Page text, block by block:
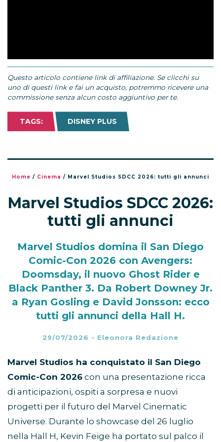
Questo articolo contiene link di affiliazione. Se clicchi su
uno di questi link e fai un acquisto, potremmo ricevere una
commissione senza alcun costo aggiuntivo per te.
TAGS: DISNEY PLUS
Home / Cinema / Marvel Studios SDCC 2026: tutti gli annunci
Marvel Studios SDCC 2026:
tutti gli annunci
Marvel Studios domina il San Diego
Comic-Con 2026 con Avengers:
Doomsday, il nuovo Ghost Rider e
Black Panther 3. Da Robert Downey Jr.
a Ryan Gosling e David Jonsson: ecco
tutti gli annunci della Hall H.
29/07/2026 - Eleonora Redazione
Marvel Studios ha conquistato il San Diego
Comic-Con 2026 con una presentazione ricca
di anticipazioni, ospiti a sorpresa e nuovi
progetti per il futuro del Marvel Cinematic
Universe. Durante lo showcase del 26 luglio
nella Hall H, Kevin Feige ha portato sul palco il